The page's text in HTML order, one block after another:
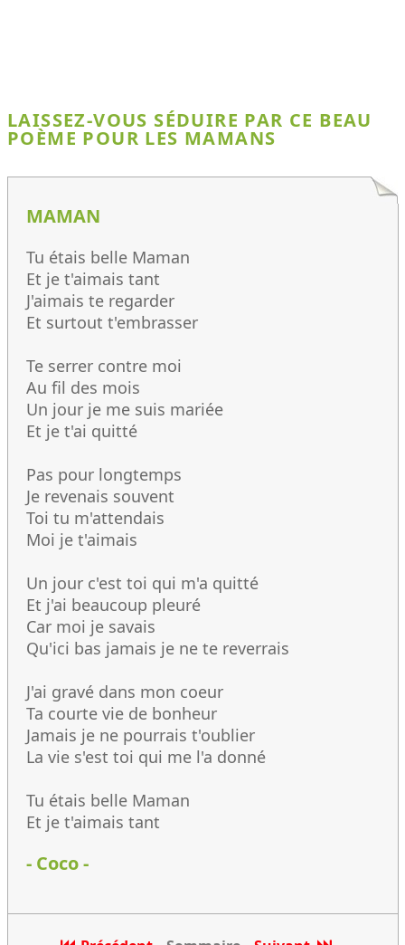
LAISSEZ-VOUS SÉDUIRE PAR CE BEAU
POÈME POUR LES MAMANS
MAMAN
Tu étais belle Maman
Et je t'aimais tant
J'aimais te regarder
Et surtout t'embrasser
Te serrer contre moi
Au fil des mois
Un jour je me suis mariée
Et je t'ai quitté
Pas pour longtemps
Je revenais souvent
Toi tu m'attendais
Moi je t'aimais
Un jour c'est toi qui m'a quitté
Et j'ai beaucoup pleuré
Car moi je savais
Qu'ici bas jamais je ne te reverrais
J'ai gravé dans mon coeur
Ta courte vie de bonheur
Jamais je ne pourrais t'oublier
La vie s'est toi qui me l'a donné
Tu étais belle Maman
Et je t'aimais tant
- Coco -